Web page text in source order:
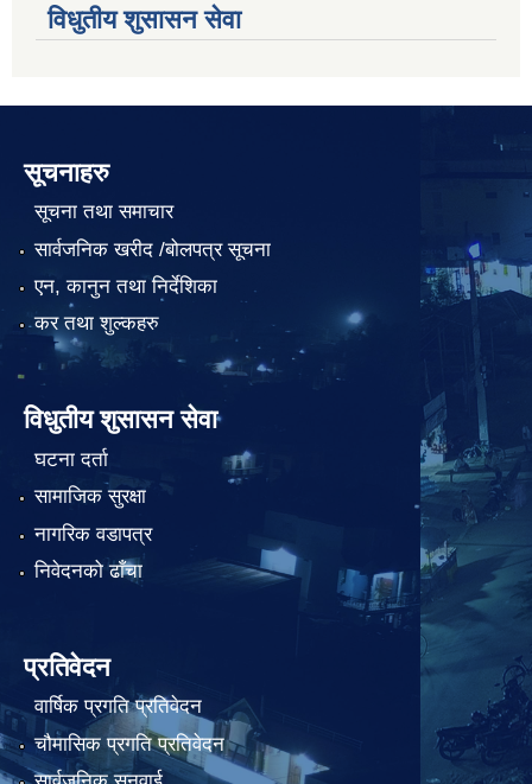
विधुतीय शुसासन सेवा
सूचनाहरु
सूचना तथा समाचार
सार्वजनिक खरीद /बोलपत्र सूचना
एन, कानुन तथा निर्देशिका
कर तथा शुल्कहरु
विधुतीय शुसासन सेवा
घटना दर्ता
सामाजिक सुरक्षा
नागरिक वडापत्र
निवेदनको ढाँचा
प्रतिवेदन
वार्षिक प्रगति प्रतिवेदन
चौमासिक प्रगति प्रतिवेदन